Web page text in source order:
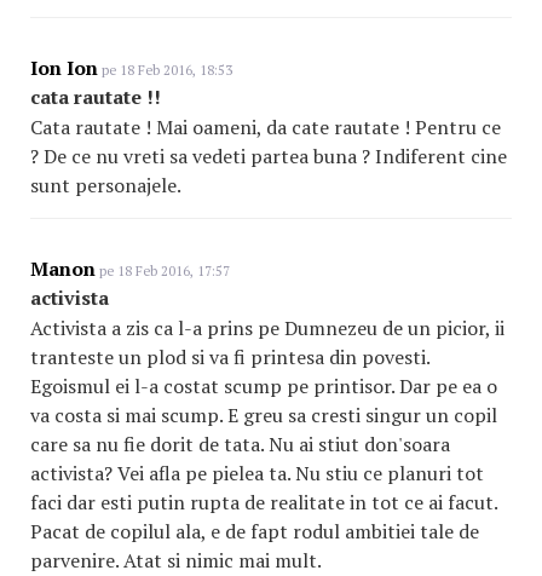
Ion Ion pe 18 Feb 2016, 18:53
cata rautate !!
Cata rautate ! Mai oameni, da cate rautate ! Pentru ce
? De ce nu vreti sa vedeti partea buna ? Indiferent cine
sunt personajele.
Manon pe 18 Feb 2016, 17:57
activista
Activista a zis ca l-a prins pe Dumnezeu de un picior, ii
tranteste un plod si va fi printesa din povesti.
Egoismul ei l-a costat scump pe printisor. Dar pe ea o
va costa si mai scump. E greu sa cresti singur un copil
care sa nu fie dorit de tata. Nu ai stiut don'soara
activista? Vei afla pe pielea ta. Nu stiu ce planuri tot
faci dar esti putin rupta de realitate in tot ce ai facut.
Pacat de copilul ala, e de fapt rodul ambitiei tale de
parvenire. Atat si nimic mai mult.